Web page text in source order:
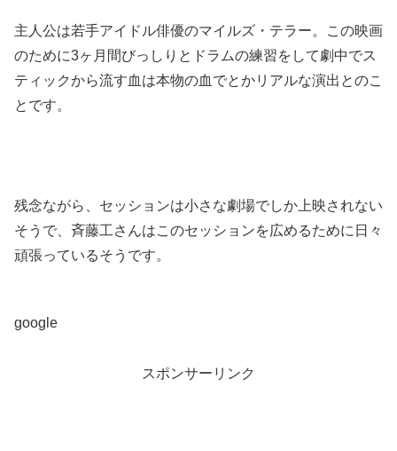
主人公は若手アイドル俳優のマイルズ・テラー。この映画
のために3ヶ月間びっしりとドラムの練習をして劇中でス
ティックから流す血は本物の血でとかリアルな演出とのこ
とです。
残念ながら、セッションは小さな劇場でしか上映されない
そうで、斉藤工さんはこのセッションを広めるために日々
頑張っているそうです。
google
スポンサーリンク